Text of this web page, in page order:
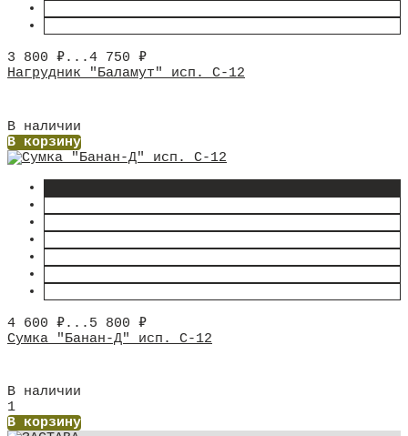
3 800 ₽...4 750 ₽
Нагрудник "Баламут" исп. С-12
В наличии
В корзину
4 600 ₽... 5 800 ₽
Сумка "Банан-Д" исп. С-12
В наличии
1
В корзину